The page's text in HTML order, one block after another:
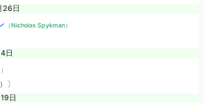
26日
（Nicholas Spykman）
日
〕
日